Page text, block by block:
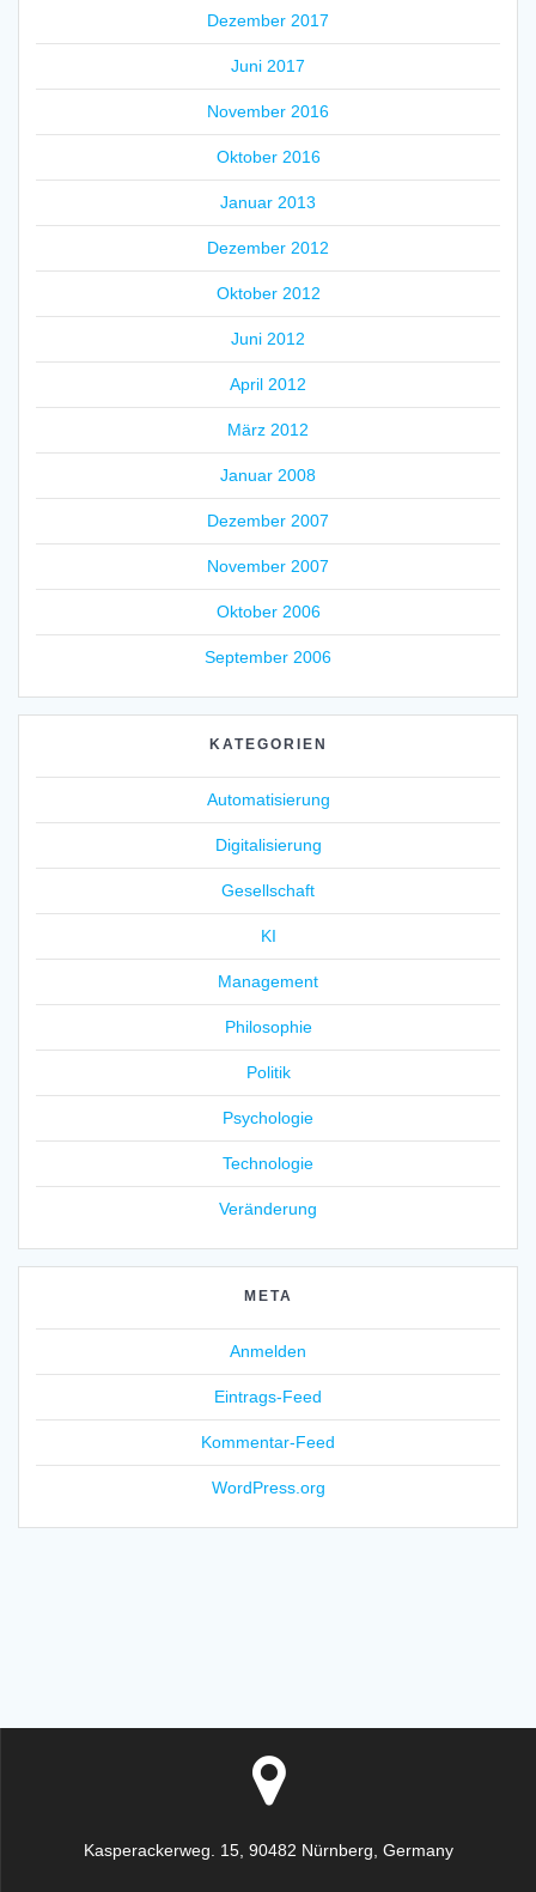
Dezember 2017
Juni 2017
November 2016
Oktober 2016
Januar 2013
Dezember 2012
Oktober 2012
Juni 2012
April 2012
März 2012
Januar 2008
Dezember 2007
November 2007
Oktober 2006
September 2006
KATEGORIEN
Automatisierung
Digitalisierung
Gesellschaft
KI
Management
Philosophie
Politik
Psychologie
Technologie
Veränderung
META
Anmelden
Eintrags-Feed
Kommentar-Feed
WordPress.org
Kasperackerweg. 15, 90482 Nürnberg, Germany